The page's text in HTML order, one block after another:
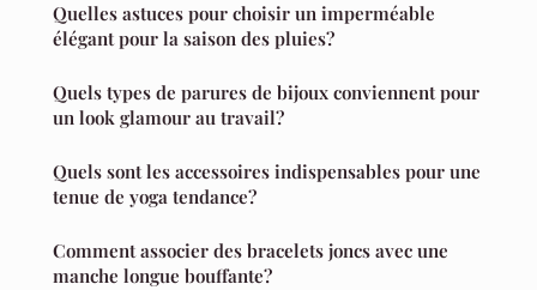
Quelles astuces pour choisir un imperméable
élégant pour la saison des pluies?
Quels types de parures de bijoux conviennent pour
un look glamour au travail?
Quels sont les accessoires indispensables pour une
tenue de yoga tendance?
Comment associer des bracelets joncs avec une
manche longue bouffante?